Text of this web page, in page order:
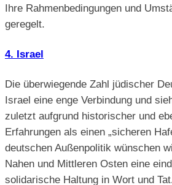
Ihre Rahmenbedingungen und
geregelt.
4. Israel
Die überwiegende Zahl jüdischer
Israel eine enge Verbindung und
zuletzt aufgrund historischer und
Erfahrungen als einen „sicheren
deutschen Außenpolitik wünschen
Nahen und Mittleren Osten eine
solidarische Haltung in Wort und